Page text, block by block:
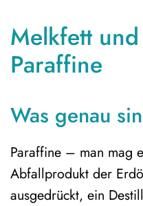
Melkfett
Paraffine
Was genau
Paraffine – man mag
Abfallprodukt der
ausgedrückt, ein